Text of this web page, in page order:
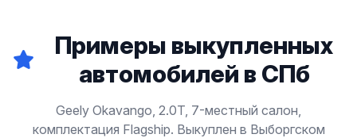
Примеры выкупленных
автомобилей в СПб
Geely Okavango, 2.0T, 7-местный салон,
комплектация Flagship. Выкуплен в Выборгском